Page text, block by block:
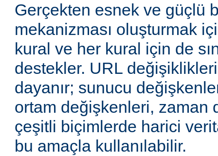
Gerçekten esnek ve güçlü
mekanizması oluşturmak
kural ve her kural için de
destekler. URL
dayanır; sunucu
ortam değişkenleri, zaman
çeşitli biçimlerde harici
bu amaçla kullanılabilir.